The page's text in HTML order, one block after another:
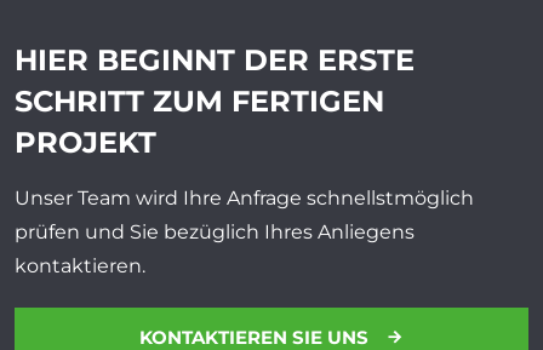
HIER BEGINNT DER ERSTE
SCHRITT ZUM FERTIGEN
PROJEKT
Unser Team wird Ihre Anfrage schnellstmöglich
prüfen und Sie bezüglich Ihres Anliegens
kontaktieren.
KONTAKTIEREN SIE UNS